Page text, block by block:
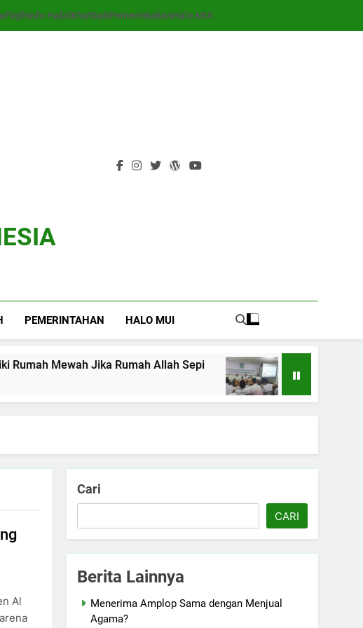
FiqihInfo Halal KhutbahPemerintahanHalo MUI
PEMERINTAHAN HALO MUI
Mewah Jika Rumah Allah Sepi Perkuat
Juli 15, 2026
Al
Cari
CARI
Berita Lainnya
Menerima Amplop Sama dengan Menjual
Agama?